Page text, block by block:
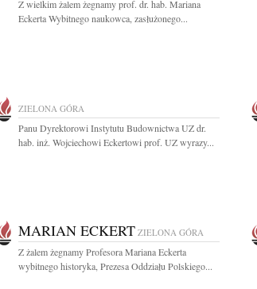
Z wielkim żalem żegnamy prof. dr. hab. Mariana
Eckerta Wybitnego naukowca, zasłużonego...
ZIELONA GÓRA
Panu Dyrektorowi Instytutu Budownictwa UZ dr.
hab. inż. Wojciechowi Eckertowi prof. UZ wyrazy...
MARIAN ECKERT ZIELONA GÓRA
Z żalem żegnamy Profesora Mariana Eckerta
wybitnego historyka, Prezesa Oddziału Polskiego...